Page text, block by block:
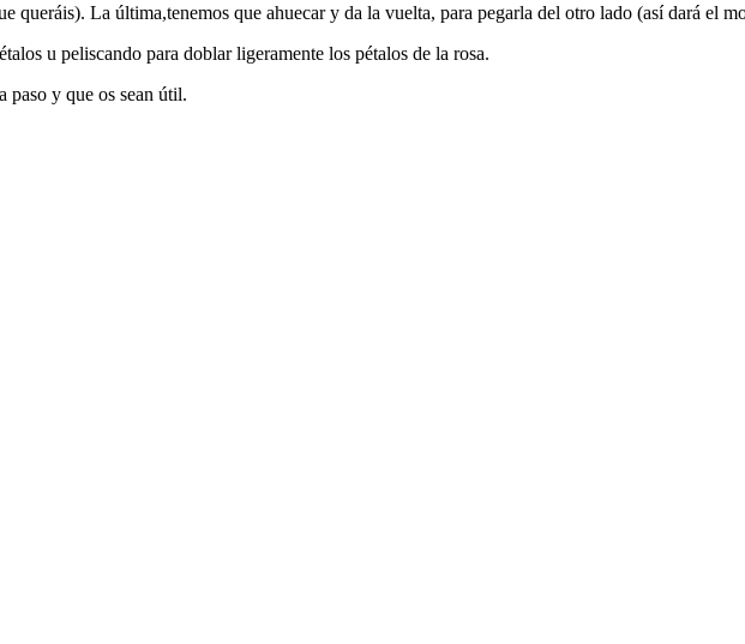
queráis). La última,tenemos que ahuecar y da la vuelta, para pegarla del otro lado (así dará el
u peliscando para doblar ligeramente los pétalos de la rosa.
paso y que os sean útil.